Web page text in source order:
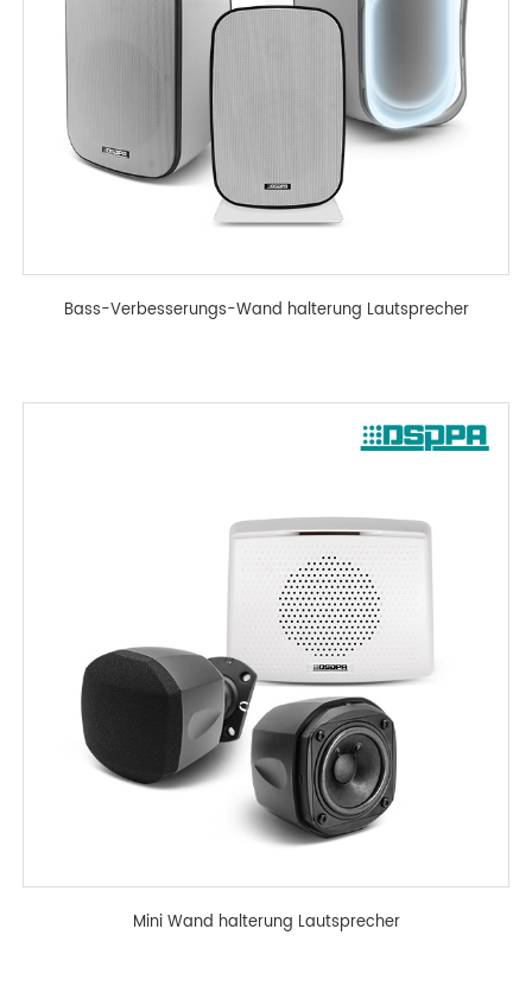
Bass-Verbesserungs-Wand halterung Lautsprecher
Mini Wand halterung Lautsprecher